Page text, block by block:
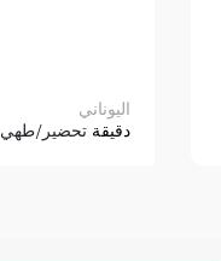
اليوناني
دقيقة تحضير/طهي